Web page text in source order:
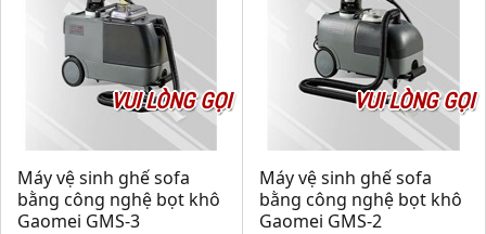
VUI LÒNG GỌI
Máy vệ sinh ghế sofa
bằng công nghệ bọt khô
Gaomei GMS-3
VUI LÒNG GỌI
Máy vệ sinh ghế sofa
bằng công nghệ bọt khô
Gaomei GMS-2